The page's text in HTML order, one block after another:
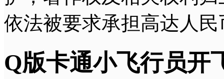
依法被要求承担高达人
Q版卡通小飞行员开